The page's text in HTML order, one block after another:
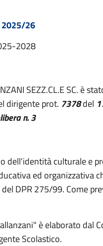
26
2028
SEZZ.CL.E SC. è
dirigente prot. 7378del
n. 3
dell'identità culturale e
ed organizzativa
DPR 275/99. Come
è elaborato dal
Scolastico.